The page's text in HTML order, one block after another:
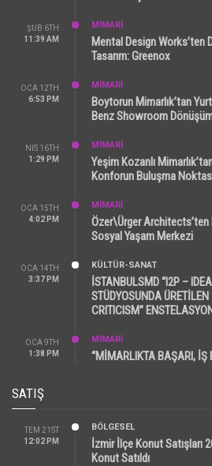
ŞUB 6TH
11:39 AM
MİMARİ
Mental Design Works’ten
Tasarım: Greenox
OCA 12TH
6:53 PM
MİMARİ
Boytorun Mimarlık’tan
Benz Showroom
NIS 16TH
1:29 PM
MİMARİ
Yeşim Kozanlı
Konforun Buluşma
OCA 15TH
4:02 PM
MİMARİ
Özer\Ürger Architects’ten
Sosyal Yaşam Merkezi
OCA 14TH
3:37 PM
KÜLTÜR-SANAT
İSTANBULSMD “I2P –
STÜDYOSUNDA
CRITICISM”
OCA 9TH
1:38 PM
MİMARİ
“MİMARLIKTA BAŞARI, İŞ
SATIŞ
TEM 21ST
12:02 PM
BÖLGESEL
İzmir İlçe Konut Satışları
Konut Satıldı